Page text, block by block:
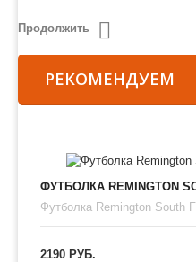
Продолжить
РЕКОМЕНДУЕМ
ФУТБОЛКА REMINGTON
Футболка Remington South
2190 РУБ.